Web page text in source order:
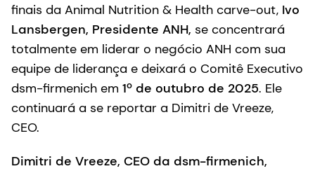
finais da Animal Nutrition & Health carve-out, Ivo
Lansbergen, Presidente ANH, se concentrará
totalmente em liderar o negócio ANH com sua
equipe de liderança e deixará o Comitê Executivo
dsm-firmenich em 1º de outubro de 2025. Ele
continuará a se reportar a Dimitri de Vreeze,
CEO.
Dimitri de Vreeze, CEO da dsm-firmenich,